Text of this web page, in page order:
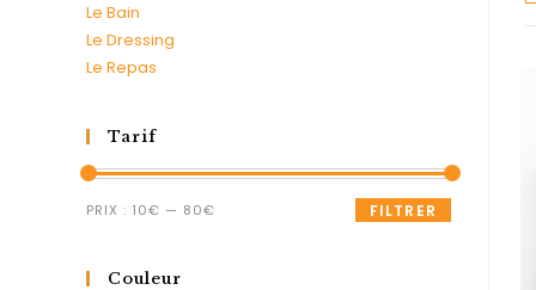
Le Bain
Le Dressing
Le Repas
Tarif
FILTRER
PRIX : 10€ — 80€
Couleur